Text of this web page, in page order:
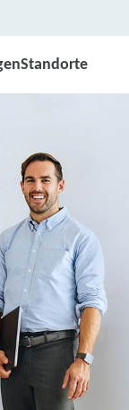
Standorte